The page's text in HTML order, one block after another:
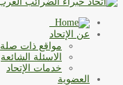
عن الإتحاد
مواقع ذات صلة
الاسئلة الشائعة
خدمات الإتحاد
العضوية